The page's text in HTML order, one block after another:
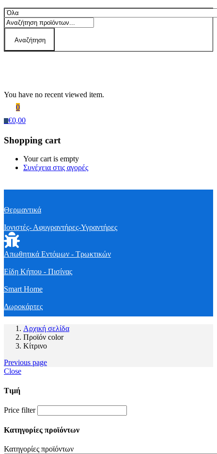
Αναζήτηση
You have no recent viewed item.
0
€0,00
Shopping cart
Your cart is empty
Συνέχεια στις αγορές
Θερμαντικά
Ιονιστές- Αφυγραντήρες-Υγραντήρες
Απωθητικά Εντόμων - Τρωκτικών
Είδη Κήπου - Πισίνας
Smart Home
Δωροκάρτες
Αρχική σελίδα
Προϊόν color
Κίτρινο
Previous page
Close
Τιμή
Price filter
Κατηγορίες προϊόντων
Κατηγορίες προϊόντων